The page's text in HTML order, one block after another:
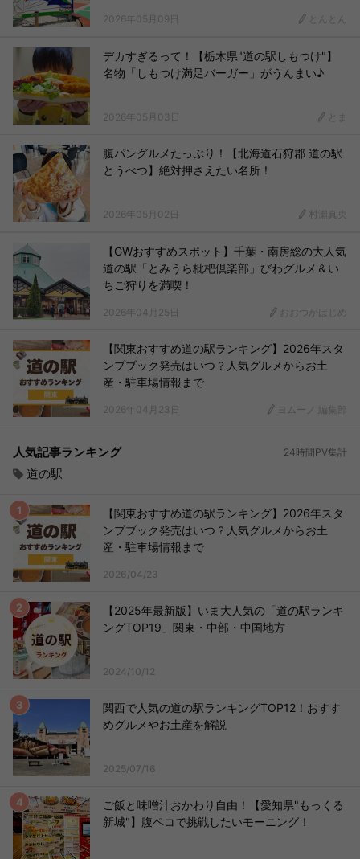
2026年05月09日 とんとん
デカすぎるって！【栃木県"道の駅しもつけ"】
名物「しもつけ満足バーガー」がうんまい♪
2026年05月03日 とま
腹パングルメたっぷり！【北海道石狩郡 道の駅
とうべつ】絶対押さえたい名所！
2026年05月02日 村瀬真央
【GWおすすめスポット】千葉・南房総の大人気
道の駅「とみうら枇杷倶楽部」びわグルメ＆い
ちご狩りを満喫！
2026年04月25日 おおつかはじめ
【関東おすすめ道の駅ランキング】2026年スタ
ンプブック発売はいつ？人気グルメからお土
産・駐車場情報まで
2026年04月23日 ヨムーノ 編集部
人気記事ランキング 24時間PV集計
道の駅
【関東おすすめ道の駅ランキング】2026年スタ
ンプブック発売はいつ？人気グルメからお土
産・駐車場情報まで
2026/04/23
【2025年最新版】いま大人気の「道の駅ランキ
ングTOP19」関東・中部・中国地方
2024/10/12
関西で人気の道の駅ランキングTOP12！おすす
めグルメやお土産を解説
2025/07/16
ご飯と味噌汁おかわり自由！【愛知県"もっくる
新城"】腹ペコで挑戦したいモーニング！